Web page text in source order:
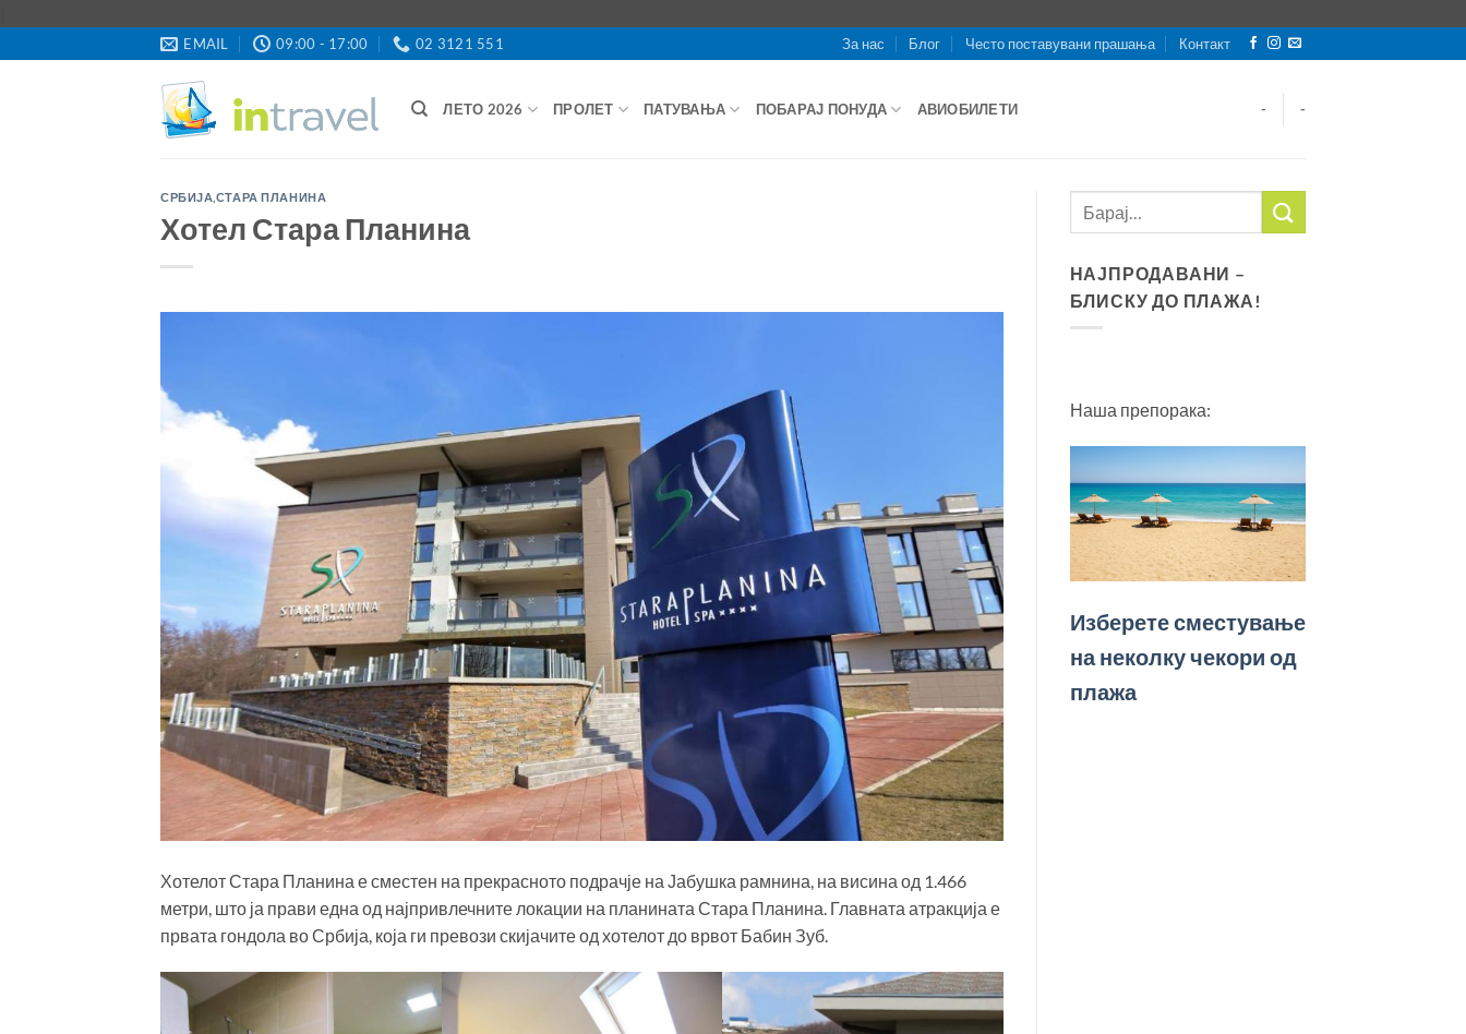
content
EMAIL 09:00 - 17:00 02 3121 551 За нас Блог Често поставувани прашања Контакт
ЛЕТО 2026 ПРОЛЕТ ПАТУВАЊА ПОБАРАЈ ПОНУДА АВИОБИЛЕТИ - -
СРБИЈА СТАРА ПЛАНИНА
Хотел Стара Планина
Хотелот Стара Планина е сместен на прекрасното подрачје на Јабушка рамнина, на висина од 1.466
метри, што ја прави една од најпривлечните локации на планината Стара Планина. Главната атракција е
првата гондола во Србија, која ги превози скијачите од хотелот до врвот Бабин Зуб.
НАЈПРОДАВАНИ –
БЛИСКУ ДО ПЛАЖА!
Наша препорака:
Изберете сместување
на неколку чекори од
плажа